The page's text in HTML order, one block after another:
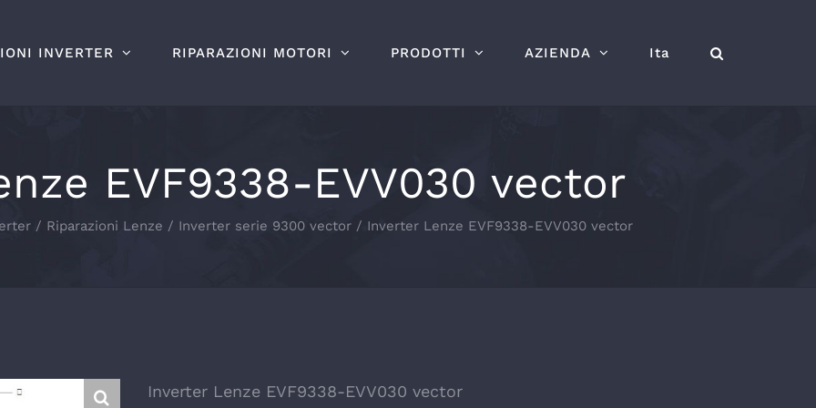
INVERTER RIPARAZIONI MOTORI PRODOTTI AZIENDA Ita
EVF9338-EVV030 vector
Riparazioni Lenze Inverter serie 9300 vector Inverter Lenze EVF9338-EVV030 vector
Inverter Lenze EVF9338-EVV030 vector